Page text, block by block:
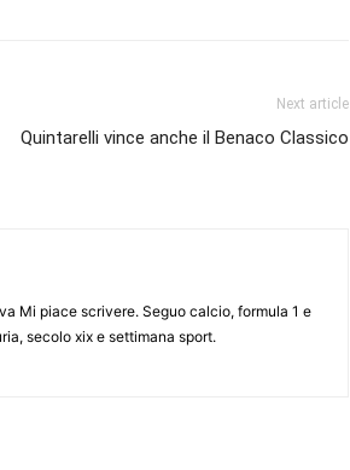
Next article
Quintarelli vince anche il Benaco Classico
Mi piace scrivere. Seguo calcio, formula 1 e
secolo xix e settimana sport.